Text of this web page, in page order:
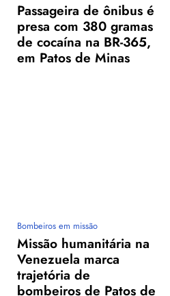
Passageira de ônibus é
presa com 380 gramas
de cocaína na BR-365,
em Patos de Minas
Bombeiros em missão
Missão humanitária na
Venezuela marca
trajetória de
bombeiros de Patos de